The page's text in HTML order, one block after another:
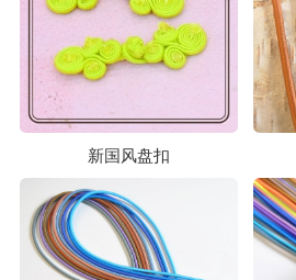
新国风盘扣